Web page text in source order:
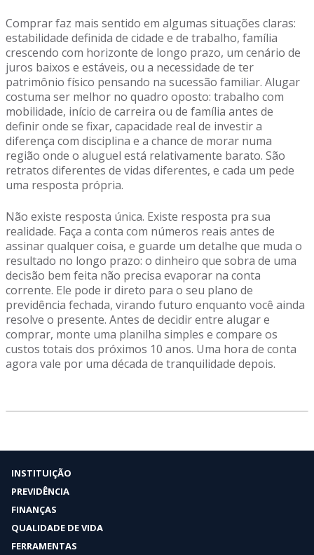
Comprar faz mais sentido em algumas situações claras:
estabilidade definida de cidade e de trabalho, família
crescendo com horizonte de longo prazo, um cenário de
juros baixos e estáveis, ou a necessidade de ter
patrimônio físico pensando na sucessão familiar. Alugar
costuma ser melhor no quadro oposto: trabalho com
mobilidade, início de carreira ou de família antes de
definir onde se fixar, capacidade real de investir a
diferença com disciplina e a chance de morar numa
região onde o aluguel está relativamente barato. São
retratos diferentes de vidas diferentes, e cada um pede
uma resposta própria.
Não existe resposta única. Existe resposta pra sua
realidade. Faça a conta com números reais antes de
assinar qualquer coisa, e guarde um detalhe que muda o
resultado no longo prazo: o dinheiro que sobra de uma
decisão bem feita não precisa evaporar na conta
corrente. Ele pode ir direto para o seu plano de
previdência fechada, virando futuro enquanto você ainda
resolve o presente. Antes de decidir entre alugar e
comprar, monte uma planilha simples e compare os
custos totais dos próximos 10 anos. Uma hora de conta
agora vale por uma década de tranquilidade depois.
INSTITUIÇÃO
PREVIDÊNCIA
FINANÇAS
QUALIDADE DE VIDA
FERRAMENTAS